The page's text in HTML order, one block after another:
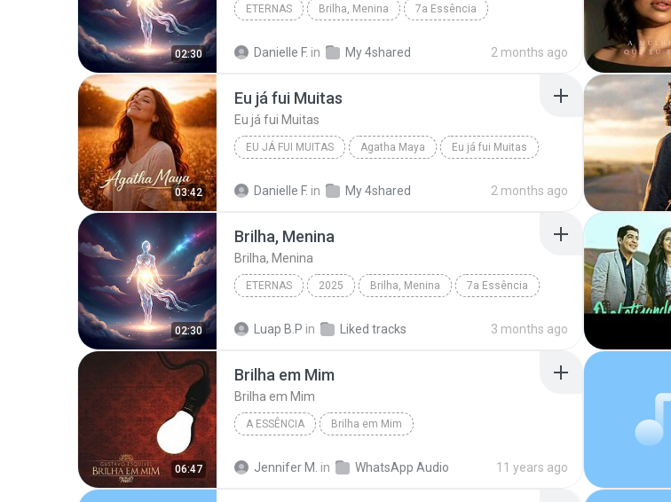
02:30
ETERNAS Brilha, Menina 7a Essência
Danielle F. in My 4shared 2 months ago
03:42
Eu já fui Muitas
Eu já fui Muitas
EU JÁ FUI MUITAS Agatha Maya Eu já fui Muitas
Danielle F. in My 4shared 2 months ago
02:30
Brilha, Menina
Brilha, Menina
ETERNAS 2025 Brilha, Menina 7a Essência
Luap B.P in Liked tracks 3 months ago
06:47
Brilha em Mim
Brilha em Mim
A ESSÊNCIA Brilha em Mim
Jennifer M. in WhatsApp Audio 11 years ago